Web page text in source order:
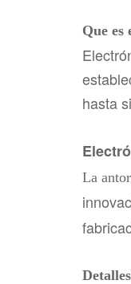
Que es
hasta
La